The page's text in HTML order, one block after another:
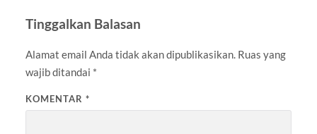
Tinggalkan Balasan
Alamat email Anda tidak akan dipublikasikan. Ruas yang
wajib ditandai *
KOMENTAR *